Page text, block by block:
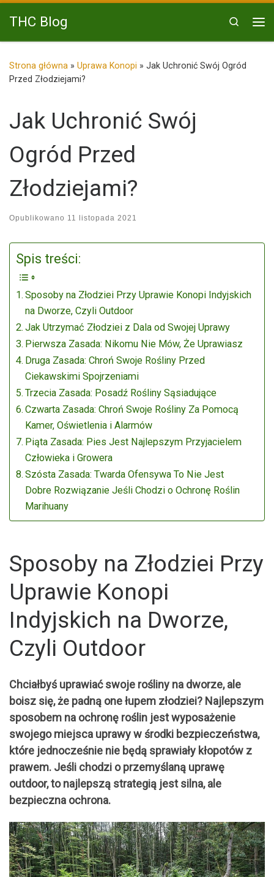
Przejdź do treści
THC Blog
Search
Strona główna » Uprawa Konopi » Jak Uchronić Swój Ogród
Przed Złodziejami?
Jak Uchronić Swój
Ogród Przed
Złodziejami?
Opublikowano 11 listopada 2021
Spis treści:
Sposoby na Złodziei Przy Uprawie Konopi Indyjskich
na Dworze, Czyli Outdoor
Jak Utrzymać Złodziei z Dala od Swojej Uprawy
Pierwsza Zasada: Nikomu Nie Mów, Że Uprawiasz
Druga Zasada: Chroń Swoje Rośliny Przed
Ciekawskimi Spojrzeniami
Trzecia Zasada: Posadź Rośliny Sąsiadujące
Czwarta Zasada: Chroń Swoje Rośliny Za Pomocą
Kamer, Oświetlenia i Alarmów
Piąta Zasada: Pies Jest Najlepszym Przyjacielem
Człowieka i Growera
Szósta Zasada: Twarda Ofensywa To Nie Jest
Dobre Rozwiązanie Jeśli Chodzi o Ochronę Roślin
Marihuany
Sposoby na Złodziei Przy
Uprawie Konopi
Indyjskich na Dworze,
Czyli Outdoor
Chciałbyś uprawiać swoje rośliny na dworze, ale
boisz się, że padną one łupem złodziei? Najlepszym
sposobem na ochronę roślin jest wyposażenie
swojego miejsca uprawy w środki bezpieczeństwa,
które jednocześnie nie będą sprawiały kłopotów z
prawem. Jeśli chodzi o przemyślaną uprawę
outdoor, to najlepszą strategią jest silna, ale
bezpieczna ochrona.